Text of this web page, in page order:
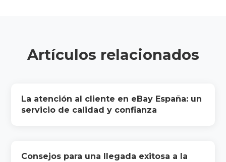
Artículos relacionados
La atención al cliente en eBay España: un
servicio de calidad y confianza
Consejos para una llegada exitosa a la